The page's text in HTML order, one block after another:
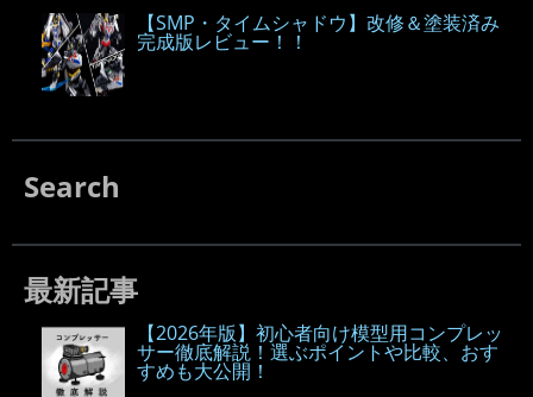
【SMP・タイムシャドウ】改修＆塗装済み
完成版レビュー！！
Search
最新記事
【2026年版】初心者向け模型用コンプレッ
サー徹底解説！選ぶポイントや比較、おす
すめも大公開！